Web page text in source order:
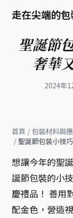
走在尖端的
聖誕節
奢華
2024年
首頁 / 包裝材料與
/ 聖誕節包裝小技
想讓今年的聖
誕節包裝的小
慶禮品！ 善用
配金色，營造